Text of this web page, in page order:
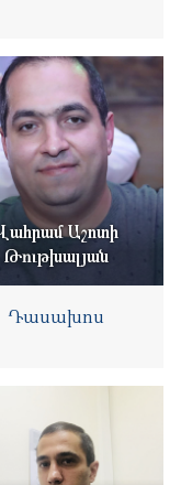
Աշոտի
Թութխալյան
Դասախոս